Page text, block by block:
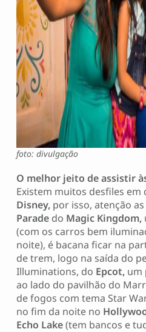
foto: divulgação
O melhor jeito de assistir
Existem muitos desfiles em
Disney,por isso, atenção as
Paradedo Magic Kingdom,
(com os carros bem
noite), é bacana ficar na
de trem, logo na saída do
Illuminations, do Epcot,um
ao lado do pavilhão do
de fogos com tema Star
no fim da noite no
Echo Lake(tem bancos e